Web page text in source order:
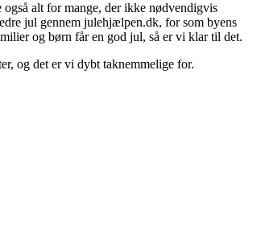
alt for mange, der ikke nødvendigvis
jul gennem julehjælpen.dk, for som byens
og børn får en god jul, så er vi klar til det.
og det er vi dybt taknemmelige for.